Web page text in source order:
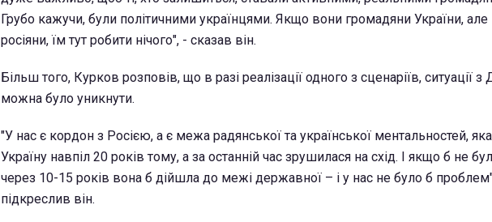
Грубо кажучи, були політичними українцями. Якщо вони громадяни України, але
росіяни, їм тут робити нічого", - сказав він.
Більш того, Курков розповів, що в разі реалізації одного з сценаріїв, ситуації
можна було уникнути.
"У нас є кордон з Росією, а є межа радянської та української ментальностей,
Україну навпіл 20 років тому, а за останній час зрушилася на схід. І якщо б не
через 10-15 років вона б дійшла до межі державної – і у нас не було б
підкреслив він.